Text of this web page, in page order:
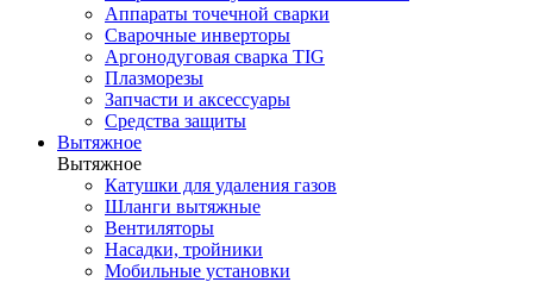
Аппараты точечной сварки
Сварочные инверторы
Аргонодуговая сварка TIG
Плазморезы
Запчасти и аксессуары
Средства защиты
Вытяжное
Вытяжное
Катушки для удаления газов
Шланги вытяжные
Вентиляторы
Насадки, тройники
Мобильные установки